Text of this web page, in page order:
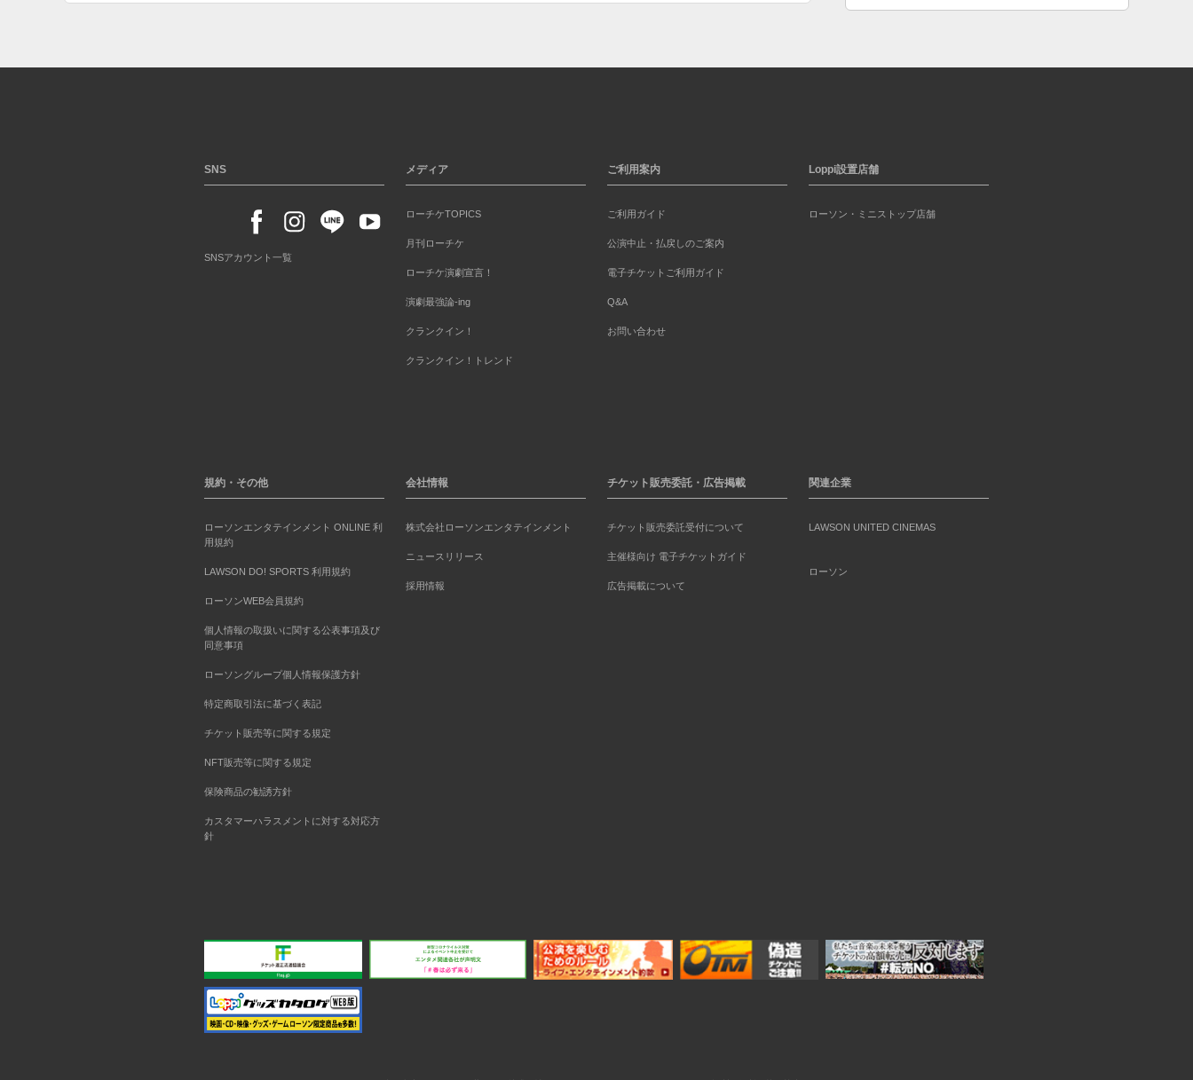
SNS
SNSアカウント一覧
メディア
ローチケTOPICS
月刊ローチケ
ローチケ演劇宣言！
演劇最強論-ing
クランクイン！
クランクイン！トレンド
ご利用案内
ご利用ガイド
公演中止・払戻しのご案内
電子チケットご利用ガイド
Q&A
お問い合わせ
Loppi設置店舗
ローソン・ミニストップ店舗
規約・その他
ローソンエンタテインメント ONLINE 利
用規約
LAWSON DO! SPORTS 利用規約
ローソンWEB会員規約
個人情報の取扱いに関する公表事項及び
同意事項
ローソングループ個人情報保護方針
特定商取引法に基づく表記
チケット販売等に関する規定
NFT販売等に関する規定
保険商品の勧誘方針
カスタマーハラスメントに対する対応方
針
会社情報
株式会社ローソンエンタテインメント
ニュースリリース
採用情報
チケット販売委託・広告掲載
チケット販売委託受付について
主催様向け 電子チケットガイド
広告掲載について
関連企業
LAWSON UNITED CINEMAS
ローソン